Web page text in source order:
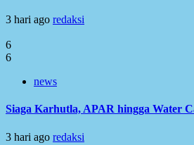
3 hari ago redaksi
6
6
news
Siaga Karhutla, APAR hingga Water
3 hari ago redaksi